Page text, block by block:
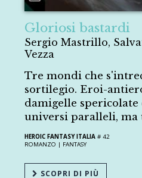
Gloriosi bastardi
Sergio Mastrillo,
Vezza
Tre mondi che
sortilegio. Eroi-
damigelle
universi paralleli, ma
HEROIC FANTASY ITALIA # 42
ROMANZO | FANTASY
SCOPRI DI PIÙ